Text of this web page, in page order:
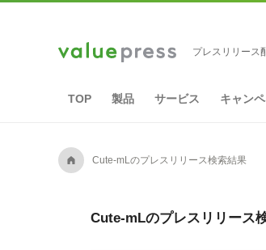
プレスリリース
TOP 製品 サービス キャン
A Cute-mLのプレスリリース検索結果
Cute-mLのプレスリリース